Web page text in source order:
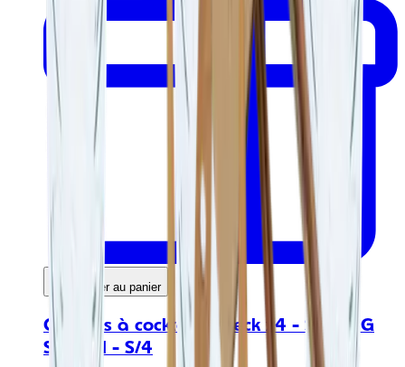
Ajouter au panier
Cuillères à cocktail en teck x4 - STIRING
SPOON - S/4